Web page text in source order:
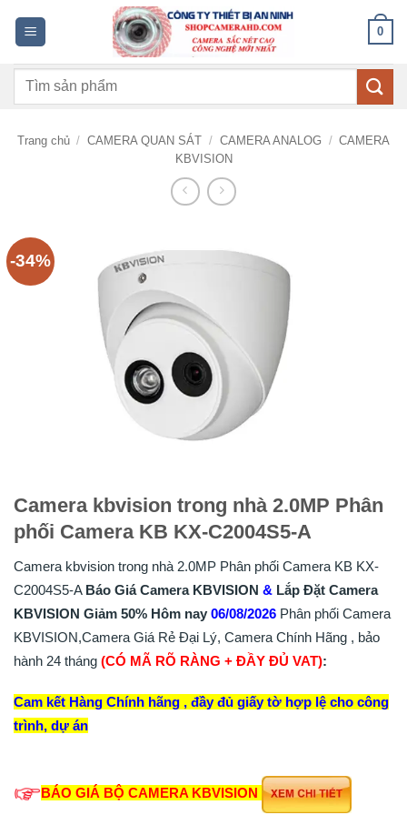
dung
0
Tìm
Trang chủ / CAMERA QUAN SÁT / CAMERA ANALOG / CAMERA
KBVISION
-34%
Camera kbvision trong nhà 2.0MP Phân
phối Camera KB KX-C2004S5-A
Camera kbvision trong nhà 2.0MP Phân phối Camera KB KX-
C2004S5-A Báo Giá Camera KBVISION & Lắp Đặt Camera
KBVISION Giảm 50% Hôm nay 06/08/2026 Phân phối Camera
KBVISION,Camera Giá Rẻ Đại Lý, Camera Chính Hãng , bảo
hành 24 tháng (CÓ MÃ RÕ RÀNG + ĐẦY ĐỦ VAT):
Cam kết Hàng Chính hãng , đầy đủ giấy tờ hợp lệ cho công
trình, dự án
BÁO GIÁ BỘ CAMERA KBVISION